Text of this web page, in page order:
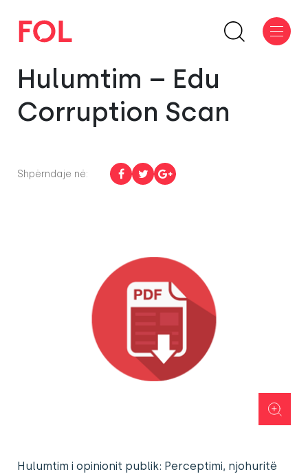
Hulumtim – Edu
Corruption Scan
Shpërndaje në:
Hulumtim i opinionit publik: Perceptimi, njohuritë